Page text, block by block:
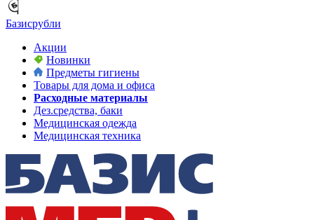
Базисрубли
Акции
Новинки
Предметы гигиены
Товары для дома и офиса
Расходные материалы
Дез.средства, баки
Медицинская одежда
Медицинская техника